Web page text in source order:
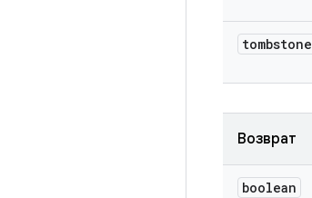
tombstone
Возврат
boolean